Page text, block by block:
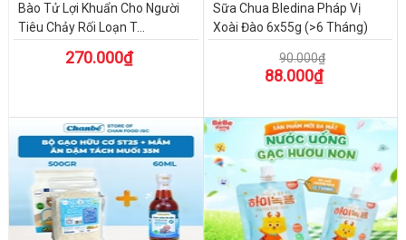
Bào Tử Lợi Khuẩn Cho Người
Tiêu Chảy Rối Loạn T...
270.000₫
Sữa Chua Bledina Pháp Vị
Xoài Đào 6x55g (>6 Tháng)
90.000₫
88.000₫